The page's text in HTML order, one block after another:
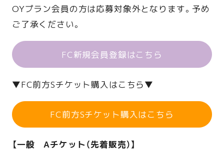
OYプラン会員の方は応募対象外となります。予め
ご了承ください。
FC新規会員登録はこちら
▼FC前方Sチケット購入はこちら▼
FC前方Sチケット購入はこちら
【一般 Aチケット（先着販売）】